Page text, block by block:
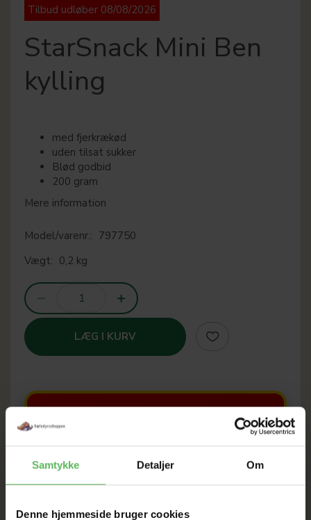
Samtykke Detaljer Om
Denne hjemmeside bruger cookies
Tilbud udløber 08/08/2026
StarSnack Mini Ben
kylling
med fjerkrækød
uden tilsat sukker
Blød godbid
200 gram
Mere information
Model/varenr.: 797750
Vægt: 0,2 kg
LÆG I KURV
UDSALG